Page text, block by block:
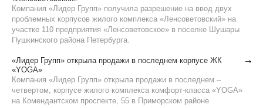
Компания «Лидер Групп» получила разрешение на ввод двух
проблемных корпусов жилого комплекса «Ленсоветовский» на
участке 110 предприятия «Ленсоветовское» в поселке Шушары
Пушкинского района Петербурга.
«Лидер Групп» открыла продажи в последнем корпусе ЖК
«YOGA»
Компания «Лидер Групп» открыла продажи в последнем –
четвертом, корпусе жилого комплекса комфорт-класса «YOGA»
на Комендантском проспекте, 55 в Приморском районе